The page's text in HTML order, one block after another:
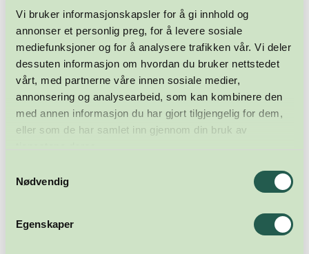
Vi bruker informasjonskapsler for å gi innhold og
annonser et personlig preg, for å levere sosiale
mediefunksjoner og for å analysere trafikken vår. Vi deler
dessuten informasjon om hvordan du bruker nettstedet
vårt, med partnerne våre innen sosiale medier,
annonsering og analysearbeid, som kan kombinere den
med annen informasjon du har gjort tilgjengelig for dem,
eller som de har samlet inn gjennom din bruk av
Nødvendig
Egenskaper